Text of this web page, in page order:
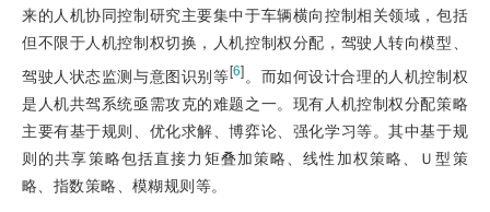
来的人机协同控制研究主要集中于车辆横向控制相关领域，包括
但不限于人机控制权切换，人机控制权分配，驾驶人转向模型、
驾驶人状态监测与意图识别等[6]。而如何设计合理的人机控制权
是人机共驾系统亟需攻克的难题之一。现有人机控制权分配策略
主要有基于规则、优化求解、博弈论、强化学习等。其中基于规
则的共享策略包括直接力矩叠加策略、线性加权策略、Ｕ型策
略、指数策略、模糊规则等。